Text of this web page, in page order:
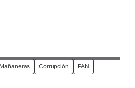
Mañaneras Corrupción
PAN